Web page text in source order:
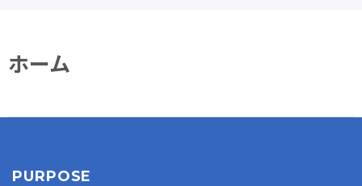
ホーム
PURPOSE